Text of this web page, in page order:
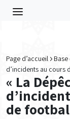
Page d’accueil
d’incidents au cours
« La
de